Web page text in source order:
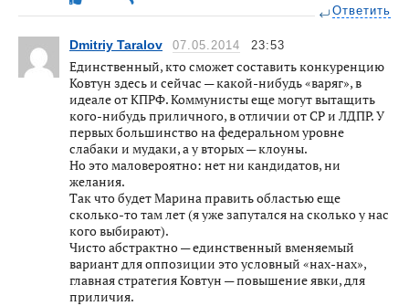
Ответить
Dmitriy Taralov 07.05.2014 23:53
Единственный, кто сможет составить конкуренцию
Ковтун здесь и сейчас — какой-нибудь «варяг», в
идеале от КПРФ. Коммунисты еще могут вытащить
кого-нибудь приличного, в отличии от СР и ЛДПР. У
первых большинство на федеральном уровне
слабаки и мудаки, а у вторых — клоуны.
Но это маловероятно: нет ни кандидатов, ни
желания.
Так что будет Марина править областью еще
сколько-то там лет (я уже запутался на сколько у нас
кого выбирают).
Чисто абстрактно — единственный вменяемый
вариант для оппозиции это условный «нах-нах»,
главная стратегия Ковтун — повышение явки, для
приличия.